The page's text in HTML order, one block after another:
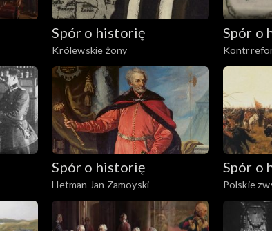
Spór o historię
Królewskie żony
Spór o
Spór o historię
Hetman Jan Zamoyski
Spór o
Polskie
1605